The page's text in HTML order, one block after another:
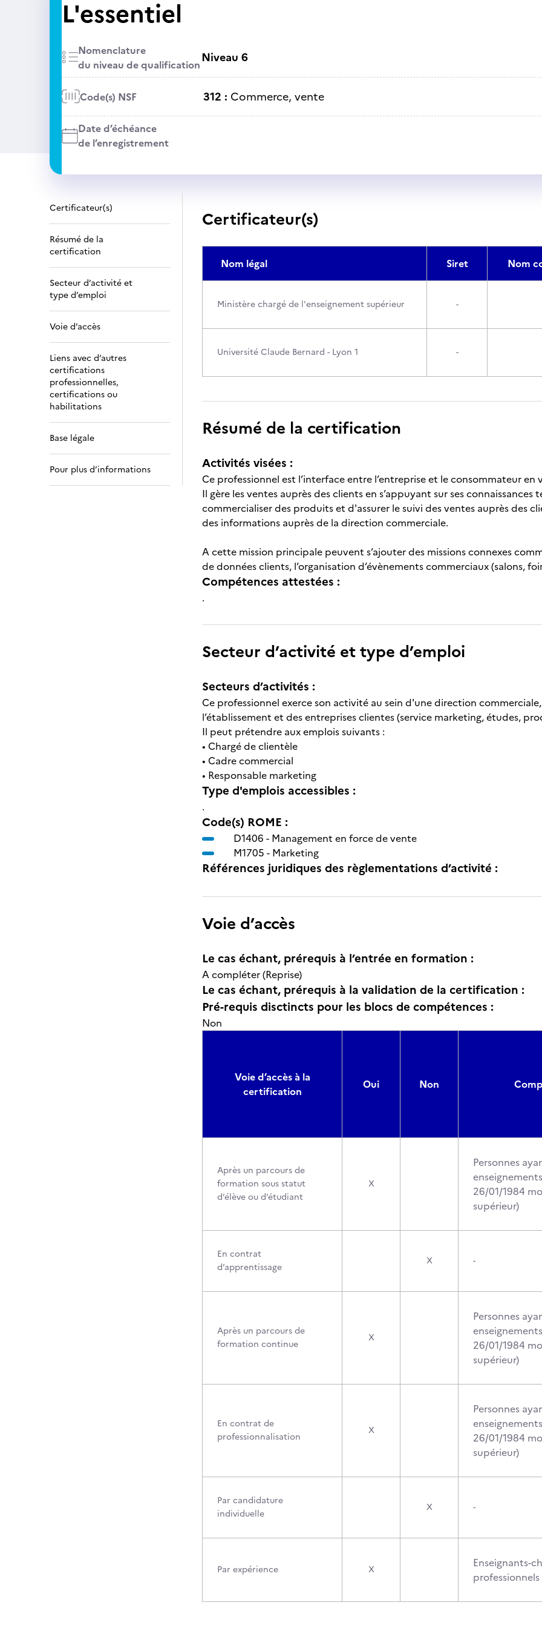
L'essentiel
Nomenclature
du niveau de qualificationNiveau 6
Code(s) NSF 312 : Commerce, vente
Date d’échéance
de l’enregistrement
Certificateur(s)
Résumé de la
certification
Secteur d’activité et
type d’emploi
Voie d’accès
Liens avec d’autres
certifications
professionnelles,
certifications ou
habilitations
Base légale
Pour plus d’informations
Certificateur(s)
Nom légal Siret Nom
Ministère chargé de l'enseignement supérieur -
Université Claude Bernard - Lyon 1 -
Résumé de la certification
Activités visées :
Ce professionnel est l’interface entre l’entreprise et le consommateur en
Il gère les ventes auprès des clients en s’appuyant sur ses
commercialiser des produits et d'assurer le suivi des ventes auprès des
des informations auprès de la direction commerciale.
A cette mission principale peuvent s’ajouter des missions connexes
de données clients, l’organisation d’évènements commerciaux (salons,
Compétences attestées :
.
Secteur d’activité et type d’emploi
Secteurs d’activités :
Ce professionnel exerce son activité au sein d'une direction
l’établissement et des entreprises clientes (service marketing, études,
Il peut prétendre aux emplois suivants :
• Chargé de clientèle
• Cadre commercial
• Responsable marketing
Type d'emplois accessibles :
.
Code(s) ROME :
D1406 - Management en force de vente
M1705 - Marketing
Références juridiques des règlementations d’activité :
Voie d’accès
Le cas échant, prérequis à l’entrée en formation :
A compléter (Reprise)
Le cas échant, prérequis à la validation de la certification :
Pré-requis disctincts pour les blocs de compétences :
Non
Voie d’accès à la
certification
Oui Non
Après un parcours de
formation sous statut
d’élève ou d’étudiant
X
Personnes
26/01/1984
supérieur)
En contrat
d’apprentissage
X -
Après un parcours de
formation continue
X
Personnes
26/01/1984
supérieur)
En contrat de
professionnalisation
X
Personnes
26/01/1984
supérieur)
Par candidature
individuelle
X -
Par expérience X
Enseignants-
professionnels